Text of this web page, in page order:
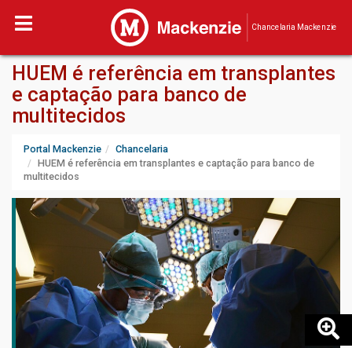
Chancelaria Mackenzie
HUEM é referência em transplantes
e captação para banco de
multitecidos
Portal Mackenzie
Chancelaria
HUEM é referência em transplantes e captação para banco de
multitecidos